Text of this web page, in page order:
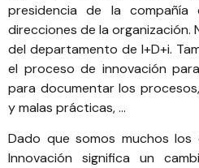
presidencia de la
direcciones de la organización.
del departamento de I+D+i.
el proceso de innovación
para documentar los
y malas prácticas, …
Dado que somos muchos los
Innovación significa un